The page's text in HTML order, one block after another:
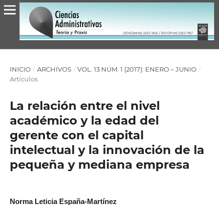
INICIO / ARCHIVOS / VOL. 13 NÚM. 1 (2017): ENERO – JUNIO /
Artículos
La relación entre el nivel
académico y la edad del
gerente con el capital
intelectual y la innovación de la
pequeña y mediana empresa
Norma Leticia España-Martínez